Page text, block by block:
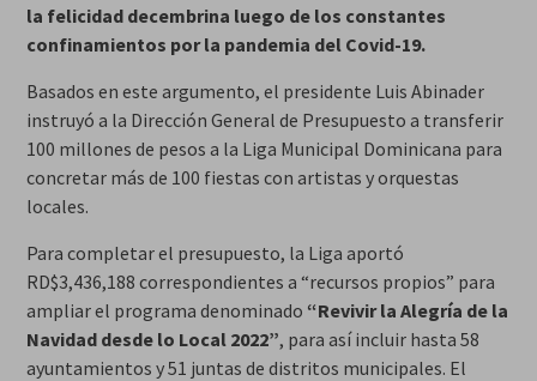
la felicidad decembrina luego de los constantes
confinamientos por la pandemia del Covid-19.
Basados en este argumento, el presidente Luis Abinader
instruyó a la Dirección General de Presupuesto a transferir
100 millones de pesos a la Liga Municipal Dominicana para
concretar más de 100 fiestas con artistas y orquestas
locales.
Para completar el presupuesto, la Liga aportó
RD$3,436,188 correspondientes a “recursos propios” para
ampliar el programa denominado “Revivir la Alegría de la
Navidad desde lo Local 2022”, para así incluir hasta 58
ayuntamientos y 51 juntas de distritos municipales. El